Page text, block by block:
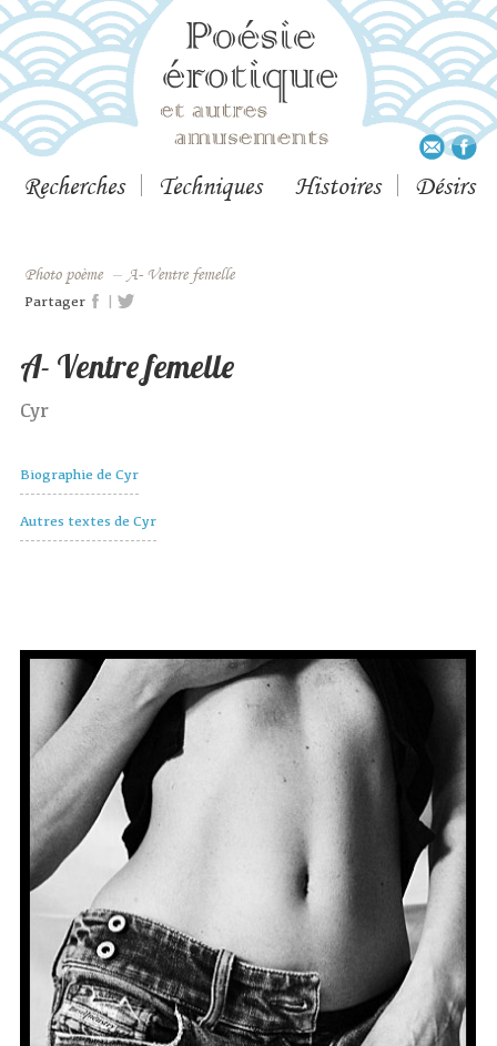
Recherches Techniques Histoires Désirs
Photo poème – A- Ventre femelle
Partager |
A- Ventre femelle
Cyr
Biographie de Cyr
Autres textes de Cyr